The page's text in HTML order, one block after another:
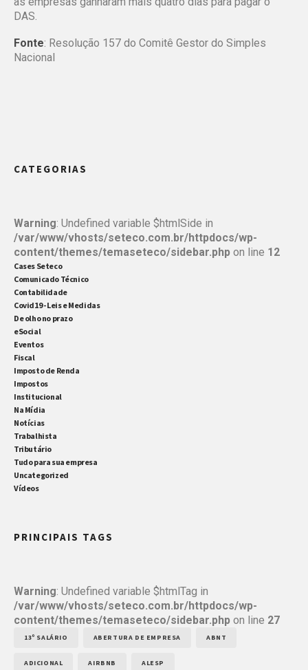
DAS.
Fonte: Resolução 157 do Comitê Gestor do Simples
Nacional
CATEGORIAS
Warning: Undefined variable $htmlSide in
/var/www/vhosts/seteco.com.br/httpdocs/wp-
content/themes/temaseteco/sidebar.php on line 12
Cases Seteco
Comunicado Técnico
Contabilidade
Covid19 - Leis e Medidas
De olho no prazo
eSocial
Eventos
Fiscal
Imposto de Renda
Impostos
Institucional
Na Mídia
Notícias
Trabalhista
Tributário
Tudo para sua empresa
Uncategorized
Vídeos
PRINCIPAIS TAGS
Warning: Undefined variable $htmlTag in
/var/www/vhosts/seteco.com.br/httpdocs/wp-
content/themes/temaseteco/sidebar.php on line 27
13º SALÁRIO ABERTURA DE EMPRESA ABNT
ADICIONAL AIRBNB ALESP